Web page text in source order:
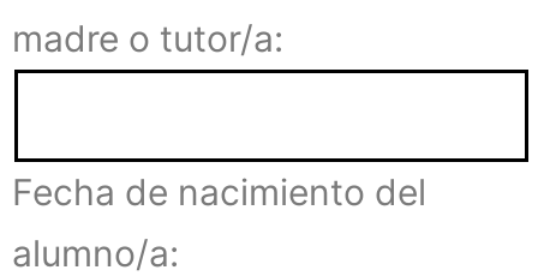
madre o tutor/a:
Fecha de nacimiento del
alumno/a: